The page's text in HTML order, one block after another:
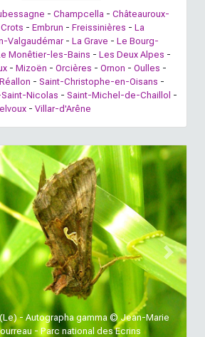
- Champcella - Châteauroux-
Crots - Embrun - Freissinières - La
Valgaudémar - La Grave - Le Bourg-
Monêtier-les-Bains - Les Deux Alpes -
- Mizoën - Orcières - Ornon - Oulles -
Réallon - Saint-Christophe-en-Oisans -
Nicolas - Saint-Michel-de-Chaillol -
- Villar-d'Arêne
- Autographa gamma © Jean-Marie
- Parc national des Ecrins
Next